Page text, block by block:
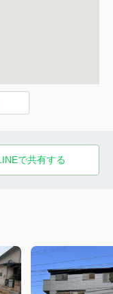
で共有する